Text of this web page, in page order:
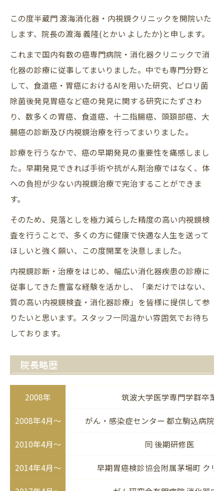
この度半蔵門 渡海消化器・内視鏡クリニックを開院いた
します、院長の渡海 義隆(とかい よしたか)と申します。
これまで国内有数の癌専門病院・消化器クリニックで消
化器の診療に従事してまいりました。中でも専門分野と
して、食道癌・胃癌におけるAIを用いた研究、ピロリ菌
除菌後発見胃癌など癌の発見に関する研究にたずさわ
り、数多くの胃癌、食道癌、十二指腸癌、頭頚部癌、大
腸癌の診断及び内視鏡治療を行ってまいりました。
診療を行うなかで、癌の早期発見の重要性を痛感しまし
た。早期発見できれば手術や抗がん剤治療ではなく、体
への負担が少ない内視鏡治療で完治することができま
す。
そのため、見落としを極力減らした精度の高い内視鏡検
査を行うことで、多くの方に健康で快適な人生を送って
ほしいと強く願い、この度開業を決意しました。
内視鏡診断・治療をはじめ、幅広い消化器疾患の診療に
従事してきた豊富な経験を活かし、「楽だけではない、
質の高い内視鏡検査・消化器診療」を皆様に提供して参
りたいと思います。スタッフ一同温かい雰囲気でお待ち
しております。
院長略歴
2008年 筑波大学医学専門学群卒業
2008年4月～ がん・感染症センター 都立駒込病院
2010年4月～ 同 後期研修医
2014年4月～ 早期胃癌検診協会附属茅場町 クリ